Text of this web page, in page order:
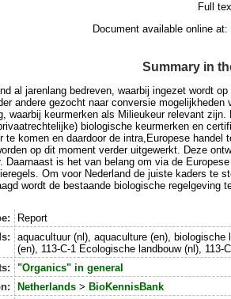
Full
Document available online at:
Summary in
al jarenlang bedreven, waarbij ingezet wordt
andere gezocht naar conversie
waarbij keurmerken als Milieukeur relevant
biologische keurmerken en
komen en daardoor de intra,Europese
op dit moment verder uitgewerkt. Deze
Daarnaast is het van belang om via de
Om voor Nederland de juiste kaders te
wordt de bestaande biologische
Report
aquacultuur (nl), aquaculture (en),
(en), 113-C-1 Ecologische landbouw (nl), 113-
"Organics" in general
Netherlands > BioKennisBank